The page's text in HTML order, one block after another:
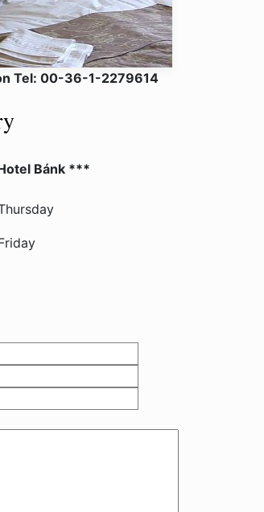
Tel: 00-36-1-2279614
Bánk ***